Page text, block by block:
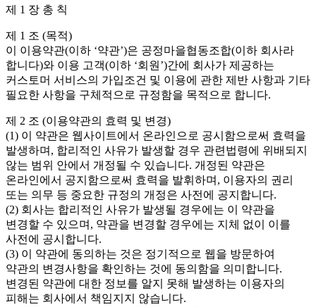
제 1 장 총 칙
제 1 조 (목적)
이 이용약관(이하 ‘약관’)은 공정마을협동조합(이하 회사라
합니다)와 이용 고객(이하 ‘회원’)간에 회사가 제공하는
커스토머 서비스의 가입조건 및 이용에 관한 제반 사항과 기타
필요한 사항을 구체적으로 규정함을 목적으로 합니다.
제 2 조 (이용약관의 효력 및 변경)
(1) 이 약관은 웹사이트에서 온라인으로 공시함으로써 효력을
발생하며, 합리적인 사유가 발생할 경우 관련법령에 위배되지
않는 범위 안에서 개정될 수 있습니다. 개정된 약관은
온라인에서 공지함으로써 효력을 발휘하며, 이용자의 권리
또는 의무 등 중요한 규정의 개정은 사전에 공지합니다.
(2) 회사는 합리적인 사유가 발생될 경우에는 이 약관을
변경할 수 있으며, 약관을 변경할 경우에는 지체 없이 이를
사전에 공시합니다.
(3) 이 약관에 동의하는 것은 정기적으로 웹을 방문하여
약관의 변경사항을 확인하는 것에 동의함을 의미합니다.
변경된 약관에 대한 정보를 알지 못해 발생하는 이용자의
피해는 회사에서 책임지지 않습니다.